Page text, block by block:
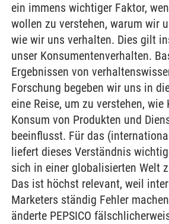
ein immens wichtiger Faktor,
wollen zu verstehen, warum wir
wie wir uns verhalten. Dies gilt
unser Konsumentenverhalten.
Ergebnissen von
Forschung begeben wir uns in
eine Reise, um zu verstehen, wie
Konsum von Produkten und
beeinflusst. Für das
liefert dieses Verständnis
sich in einer globalisierten Welt
Das ist höchst relevant, weil
Marketers ständig Fehler
änderte PEPSICO